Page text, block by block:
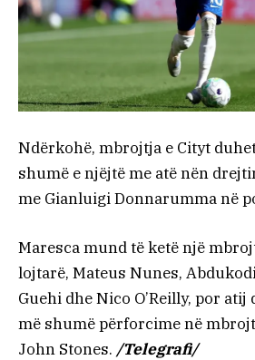
Ndërkohë, mbrojtja e Cityt
shumë e njëjtë me atë nën
me Gianluigi Donnarumma në
Maresca mund të ketë një
lojtarë, Mateus Nunes,
Guehi dhe Nico O’Reilly, por atij
më shumë përforcime në
John Stones. /Telegrafi/